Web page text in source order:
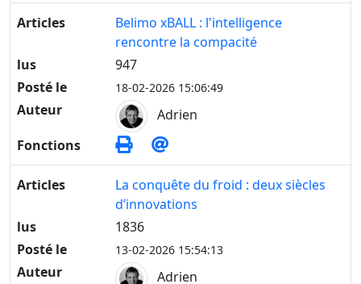
Articles
Belimo xBALL : l'intelligence
rencontre la compacité
lus
947
Posté le
18-02-2026 15:06:49
Auteur
Adrien
Fonctions
Articles
La conquête du froid : deux siècles
d’innovations
lus
1836
Posté le
13-02-2026 15:54:13
Auteur
Adrien